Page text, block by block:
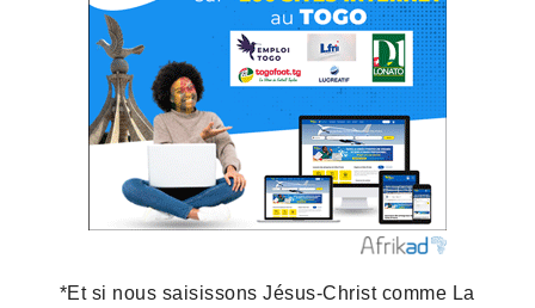
*Et si nous saisissons Jésus-Christ comme La